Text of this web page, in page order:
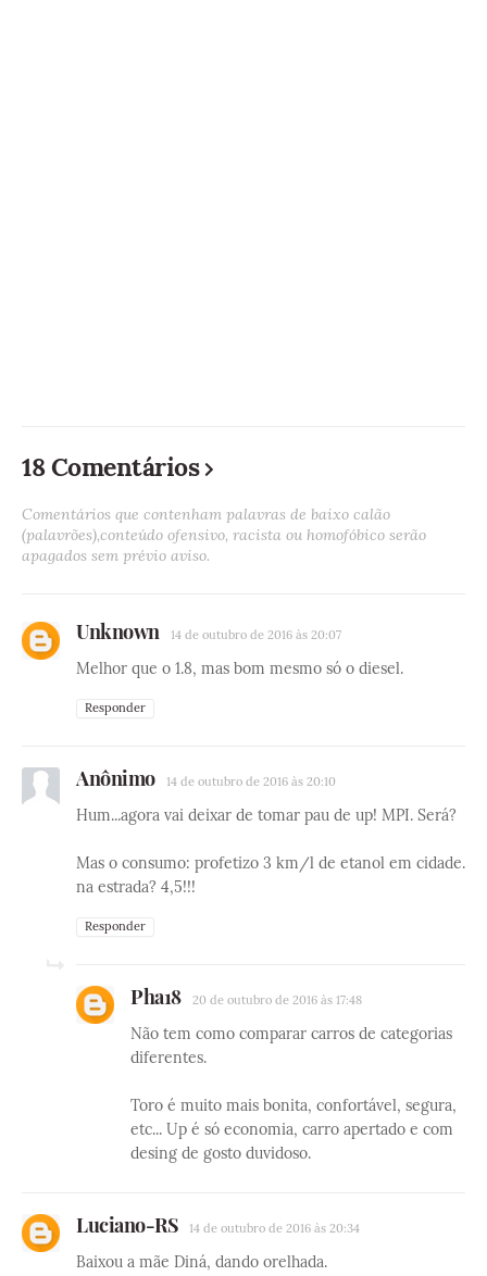
18 Comentários
Comentários que contenham palavras de baixo calão
(palavrões),conteúdo ofensivo, racista ou homofóbico serão
apagados sem prévio aviso.
Unknown 14 de outubro de 2016 às 20:07
Melhor que o 1.8, mas bom mesmo só o diesel.
Responder
Anônimo 14 de outubro de 2016 às 20:10
Hum...agora vai deixar de tomar pau de up! MPI. Será?
Mas o consumo: profetizo 3 km/l de etanol em cidade.
na estrada? 4,5!!!
Responder
Pha18 20 de outubro de 2016 às 17:48
Não tem como comparar carros de categorias
diferentes.
Toro é muito mais bonita, confortável, segura,
etc... Up é só economia, carro apertado e com
desing de gosto duvidoso.
Luciano-RS 14 de outubro de 2016 às 20:34
Baixou a mãe Diná, dando orelhada.